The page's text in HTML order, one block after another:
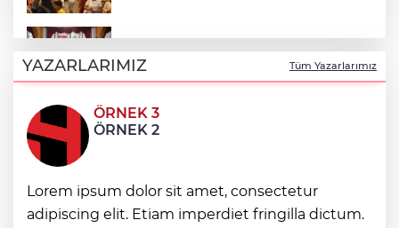
birliği
İpsala OSB'nin gelişimi için kritik ziyaret
Bursa Büyükşehir Harmancık’ta da yolları
yeniliyor
YAZARLARIMIZ Tüm Yazarlarımız
ÖRNEK 3
ÖRNEK 2
Lorem ipsum dolor sit amet, consectetur
adipiscing elit. Etiam imperdiet fringilla dictum.